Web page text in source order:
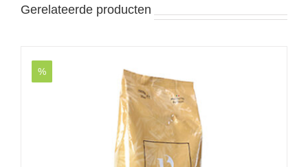
Gerelateerde producten
%